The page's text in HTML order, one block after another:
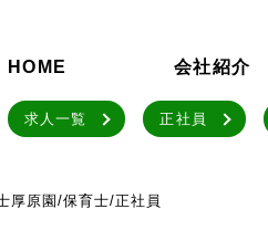
HOME 会社紹介
求人一覧 正社員
原園/保育士/正社員